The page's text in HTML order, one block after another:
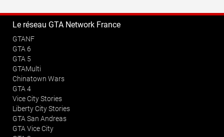
Le réseau GTA Network France
GTANF
GTA 6
GTA 5
GTAMulti
Chinatown Wars
GTA 4
Vice City Stories
Liberty City Stories
GTA San Andreas
GTA Vice City